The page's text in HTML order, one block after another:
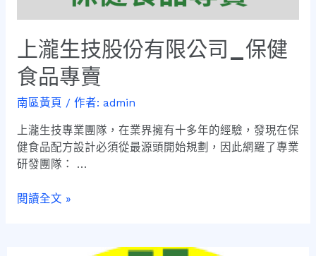
上瀧生技股份有限公司_保健
食品專賣
南區黃頁 / 作者: admin
上瀧生技專業團隊，在業界擁有十多年的經驗，發現在保
健食品配方設計必須從最源頭開始規劃，因此網羅了專業
研發團隊： …
閱讀全文 »